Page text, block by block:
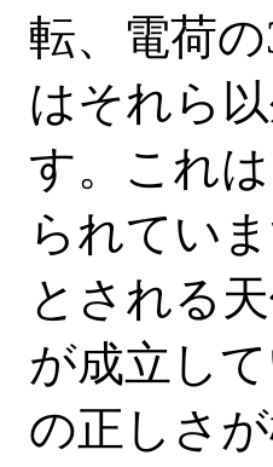
転、電荷
はそれら
す。これは
られてい
とされる
が成立し
の正しさ